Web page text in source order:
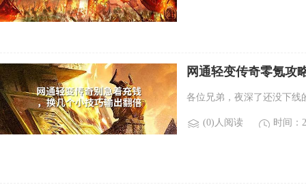
网通轻变传奇零氪攻
各位兄弟，夜深了还没下线
(0)人阅读 时间：